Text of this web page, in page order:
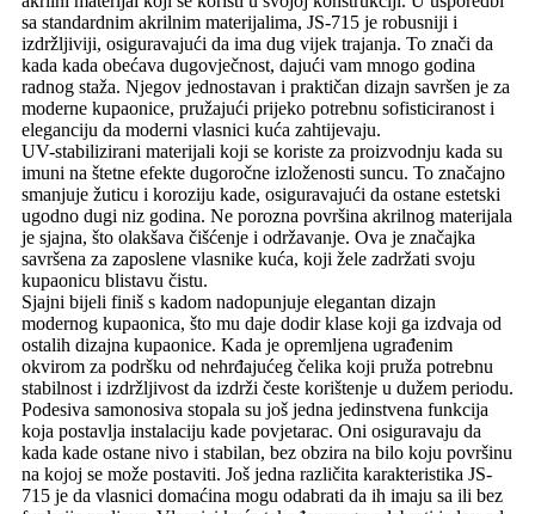
sa standardnim akrilnim materijalima, JS-715 je robusniji i
izdržljiviji, osiguravajući da ima dug vijek trajanja. To znači da
kada kada obećava dugovječnost, dajući vam mnogo godina
radnog staža. Njegov jednostavan i praktičan dizajn savršen je za
moderne kupaonice, pružajući prijeko potrebnu sofisticiranost i
eleganciju da moderni vlasnici kuća zahtijevaju.
UV-stabilizirani materijali koji se koriste za proizvodnju kada su
imuni na štetne efekte dugoročne izloženosti suncu. To značajno
smanjuje žuticu i koroziju kade, osiguravajući da ostane estetski
ugodno dugi niz godina. Ne porozna površina akrilnog materijala
je sjajna, što olakšava čišćenje i održavanje. Ova je značajka
savršena za zaposlene vlasnike kuća, koji žele zadržati svoju
kupaonicu blistavu čistu.
Sjajni bijeli finiš s kadom nadopunjuje elegantan dizajn
modernog kupaonica, što mu daje dodir klase koji ga izdvaja od
ostalih dizajna kupaonice. Kada je opremljena ugrađenim
okvirom za podršku od nehrđajućeg čelika koji pruža potrebnu
stabilnost i izdržljivost da izdrži česte korištenje u dužem periodu.
Podesiva samonosiva stopala su još jedna jedinstvena funkcija
koja postavlja instalaciju kade povjetarac. Oni osiguravaju da
kada kade ostane nivo i stabilan, bez obzira na bilo koju površinu
na kojoj se može postaviti. Još jedna različita karakteristika JS-
715 je da vlasnici domaćina mogu odabrati da ih imaju sa ili bez